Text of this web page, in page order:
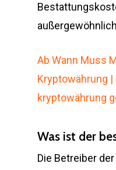
Ab Wann Muss
Kryptowährung |
kryptowährung
Was ist der
Die Betreiber